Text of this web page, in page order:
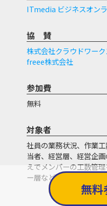
ITmedia ビジネスオン
協賛
株式会社クラウドワーク
freee株式会社
参加費
無料
対象者
社員の業務状況、作業
当者、経営層、経営企
えでメンバーの工数管
ー層など。
無料